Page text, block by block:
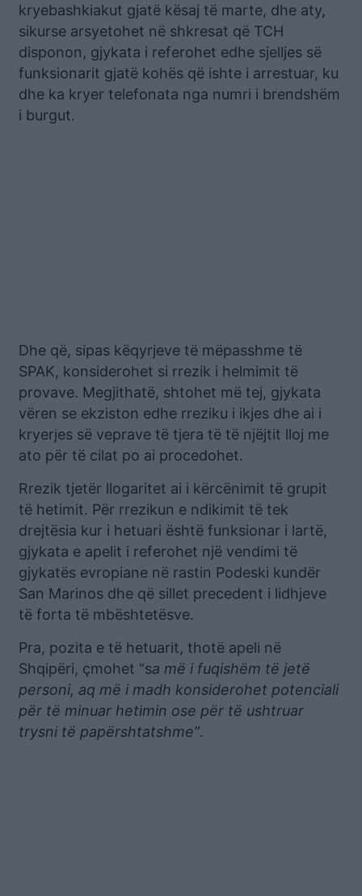
kryebashkiakut gjatë kësaj të marte, dhe aty,
sikurse arsyetohet në shkresat që TCH
disponon, gjykata i referohet edhe sjelljes së
funksionarit gjatë kohës që ishte i arrestuar, ku
dhe ka kryer telefonata nga numri i brendshëm
i burgut.
Dhe që, sipas këqyrjeve të mëpasshme të
SPAK, konsiderohet si rrezik i helmimit të
provave. Megjithatë, shtohet më tej, gjykata
vëren se ekziston edhe rreziku i ikjes dhe ai i
kryerjes së veprave të tjera të të njëjtit lloj me
ato për të cilat po ai procedohet.
Rrezik tjetër llogaritet ai i kërcënimit të grupit
të hetimit. Për rrezikun e ndikimit të tek
drejtësia kur i hetuari është funksionar i lartë,
gjykata e apelit i referohet një vendimi të
gjykatës evropiane në rastin Podeski kundër
San Marinos dhe që sillet precedent i lidhjeve
të forta të mbështetësve.
Pra, pozita e të hetuarit, thotë apeli në
Shqipëri, çmohet “sa më i fuqishëm të jetë
personi, aq më i madh konsiderohet potenciali
për të minuar hetimin ose për të ushtruar
trysni të papërshtatshme”.